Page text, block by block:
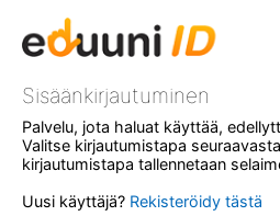
Sisäänkirjautuminen
Palvelu, jota haluat käyttää,
Valitse kirjautumistapa
kirjautumistapa tallennetaan
Uusi käyttäjä? Rekisteröidy tästä